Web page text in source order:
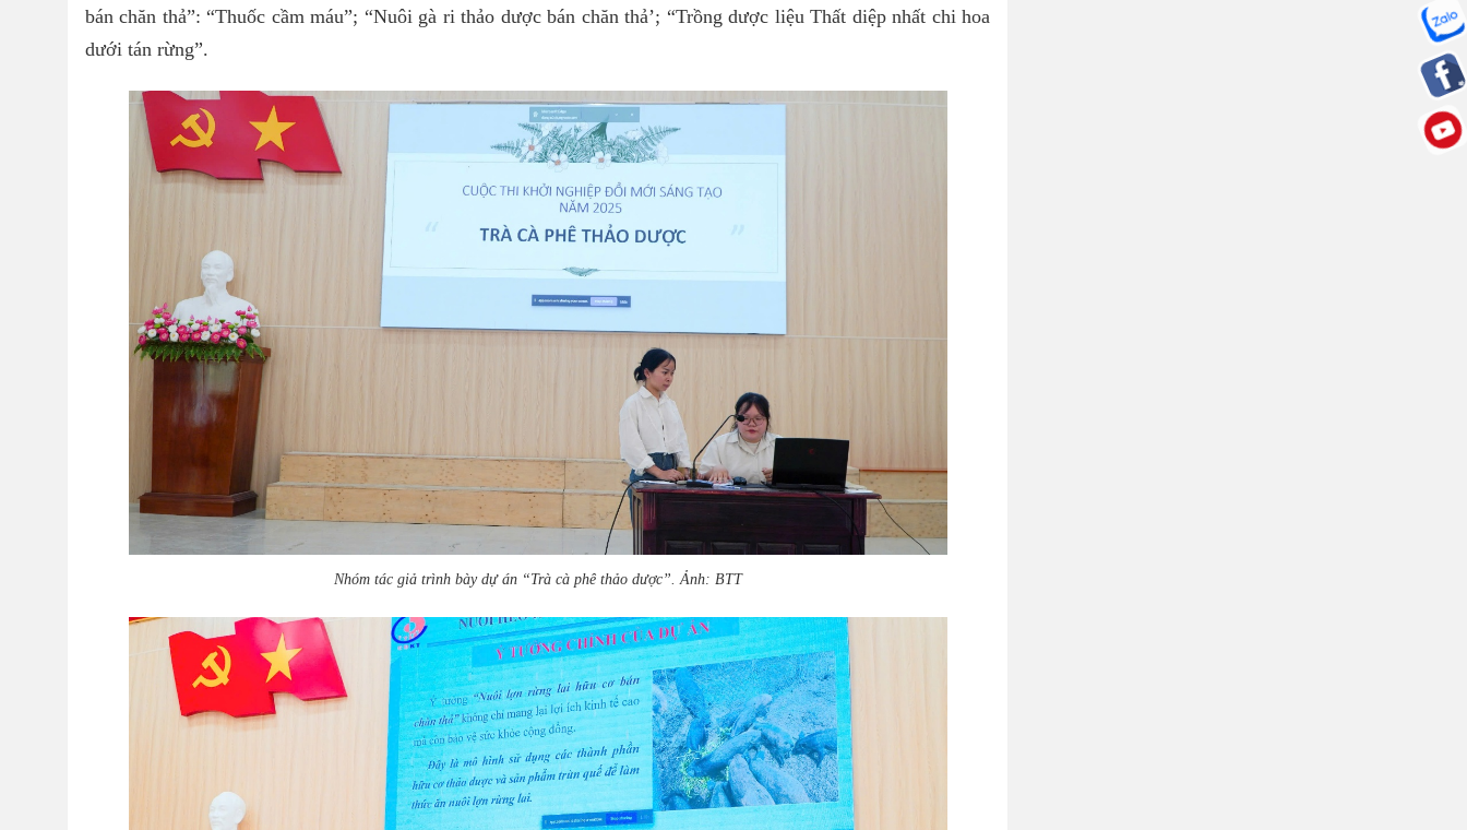
bán chăn thả”: “Thuốc cầm máu”; “Nuôi gà ri thảo dược bán chăn thả’; “Trồng dược liệu Thất diệp nhất chi hoa
dưới tán rừng”.
Nhóm tác giả trình bày dự án “Trà cà phê thảo dược”. Ảnh: BTT